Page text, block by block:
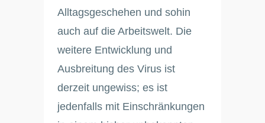
Alltagsgeschehen und sohin
auch auf die Arbeitswelt. Die
weitere Entwicklung und
Ausbreitung des Virus ist
derzeit ungewiss; es ist
jedenfalls mit Einschränkungen